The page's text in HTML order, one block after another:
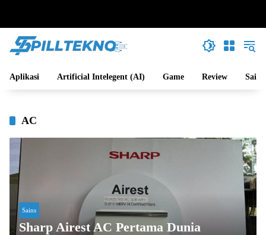
Aplikasi Artificial Intelegent (AI) Game Review Sains
AC
Sains
Sharp Airest AC Pertama Dunia